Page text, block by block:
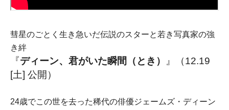
彗星のごとく生き急いだ伝説のスターと若き写真家の強
き絆
『ディーン、君がいた瞬間（とき） 』
（12.19
[土] 公開）
24歳でこの世を去った稀代の俳優ジェームズ・ディーン